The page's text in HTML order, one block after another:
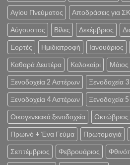
Αγίου Πνεύματος Αποδράσεις για
Αύγουστος Βίλες Δεκέμβριος
Εορτές Ημιδιατροφή Ιανουάριος
Καθαρά Δευτέρα Καλοκαίρι Μάιος
Ξενοδοχεία 2 Αστέρων Ξενοδοχεία
Ξενοδοχεία 4 Αστέρων Ξενοδοχεία
Οικογενειακά ξενοδοχεία Οκτώβριος
Πρωινό + Ένα Γεύμα Πρωτομαγιά
Σεπτέμβριος Φεβρουάριος